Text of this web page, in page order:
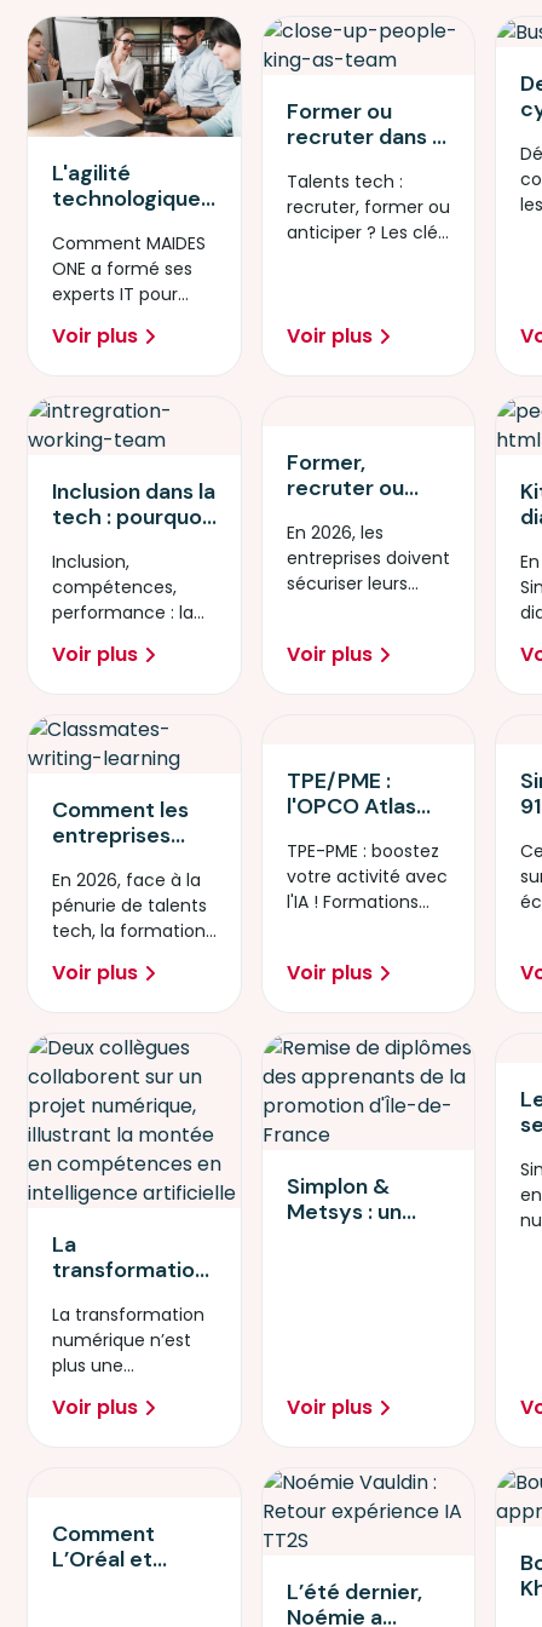
L'agilité
technologique :
moteur de
compétitivité
pour nos
entreprises
réunionnaises ?
Comment MAIDES
ONE a formé ses
experts IT pour
et booster la
compétitivité l
Voir plus
Former ou
recruter dans la
délais et ROI –
le comparatif
que les RH
Talents tech :
recruter, former ou
anticiper ? Les clés
Voir plus
Inclusion dans la
tech : pourquoi
misent sur les
femmes et les
personnes en
situation de
handicap (PSH)
pour répondre à
la pénurie de
talents
Inclusion,
compétences,
performance : la
RH face à la
pénurie de talents
Voir plus
Former,
recruter ou
comment
sécuriser
(durablement)
compétences
numériques de
votre
En 2026, les
entreprises doivent
sécuriser leurs
former, recruter,
Voir plus
Comment les
entreprises
stratégies
compétences
face à la
pénurie tech
En 2026, face à la
pénurie de talents
tech, la formation
le levier clé pour
sécuriser
Voir plus
TPE/PME :
l'OPCO Atlas
des formations
IA certifiantes
et jusqu’à 100
partenariat
avec Simplon
TPE-PME : boostez
votre activité avec
l'IA ! Formations
OPCO Atlas.
Voir plus
La
transformation
réalité
quotidienne
pour les PME
européennes
La transformation
numérique n’est
plus une
lointaine : elle est
devenue une
Voir plus
Simplon &
Metsys : un
Voir plus
Comment
L’Oréal et
L’été dernier,
Noémie a